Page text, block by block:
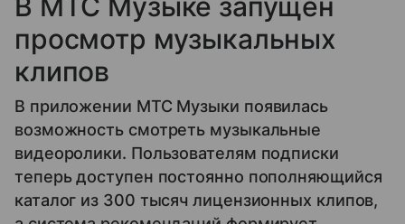
просмотр музыкальных
клипов
В приложении МТС Музыки появилась
возможность смотреть музыкальные
видеоролики. Пользователям подписки
теперь доступен постоянно пополняющийся
каталог из 300 тысяч лицензионных клипов,